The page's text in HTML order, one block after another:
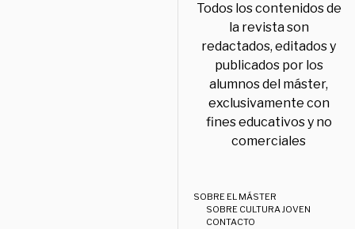
Todos los contenidos de
la revista son
redactados, editados y
publicados por los
alumnos del máster,
exclusivamente con
fines educativos y no
comerciales
SOBRE EL MÁSTER
SOBRE CULTURA JOVEN
CONTACTO